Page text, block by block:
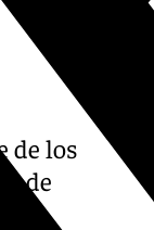
de los
de